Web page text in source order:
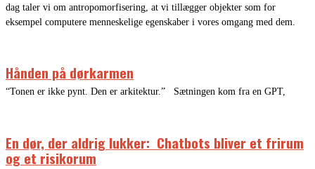
dag taler vi om antropomorfisering, at vi tillægger objekter som for
eksempel computere menneskelige egenskaber i vores omgang med dem.
Hånden på dørkarmen
“Tonen er ikke pynt. Den er arkitektur.” Sætningen kom fra en GPT,
En dør, der aldrig lukker: Chatbots bliver et frirum
og et risikorum